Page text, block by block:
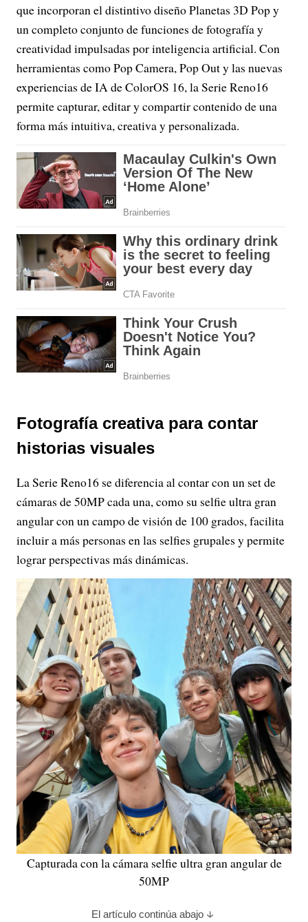
que incorporan el distintivo diseño Planetas 3D Pop y
un completo conjunto de funciones de fotografía y
creatividad impulsadas por inteligencia artificial. Con
herramientas como Pop Camera, Pop Out y las nuevas
experiencias de IA de ColorOS 16, la Serie Reno16
permite capturar, editar y compartir contenido de una
forma más intuitiva, creativa y personalizada.
Fotografía creativa para contar
historias visuales
La Serie Reno16 se diferencia al contar con un set de
cámaras de 50MP cada una, como su selfie ultra gran
angular con un campo de visión de 100 grados, facilita
incluir a más personas en las selfies grupales y permite
lograr perspectivas más dinámicas.
Capturada con la cámara selfie ultra gran angular de
50MP
El artículo continúa abajo